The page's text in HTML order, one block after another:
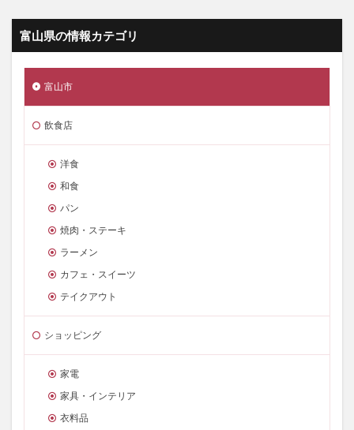
富山県の情報カテゴリ
富山市
飲食店
洋食
和食
パン
焼肉・ステーキ
ラーメン
カフェ・スイーツ
テイクアウト
ショッピング
家電
家具・インテリア
衣料品